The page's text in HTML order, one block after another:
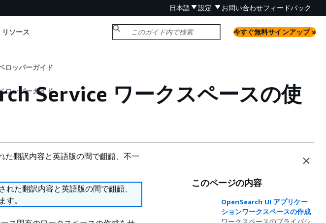
日本語 設定 お問い合わせフィードバック
リソース 今すぐ無料サインアップ »
ロッパーガイド
ロッパーガイドService ワークスペースの使
た翻訳内容と英語版の間で齟齬、不一
た翻訳内容と英語版の間で齟齬、
す。
このページの内容
OpenSearch UI アプリケー
ションワークスペースの作成
ワークスペースのプライバシ